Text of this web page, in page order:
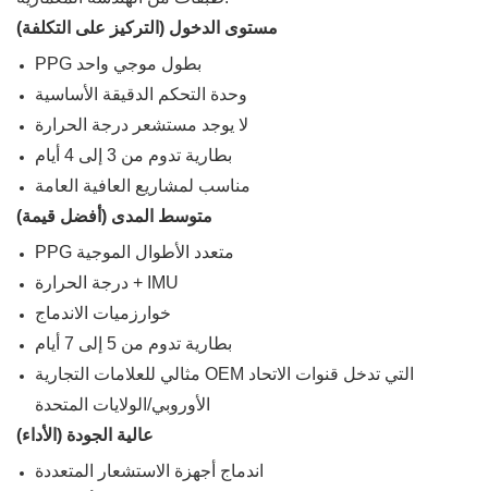
مستوى الدخول (التركيز على التكلفة)
PPG بطول موجي واحد
وحدة التحكم الدقيقة الأساسية
لا يوجد مستشعر درجة الحرارة
بطارية تدوم من 3 إلى 4 أيام
مناسب لمشاريع العافية العامة
متوسط ​​​​المدى (أفضل قيمة)
PPG متعدد الأطوال الموجية
درجة الحرارة + IMU
خوارزميات الاندماج
بطارية تدوم من 5 إلى 7 أيام
مثالي للعلامات التجارية OEM التي تدخل قنوات الاتحاد
الأوروبي/الولايات المتحدة
عالية الجودة (الأداء)
اندماج أجهزة الاستشعار المتعددة